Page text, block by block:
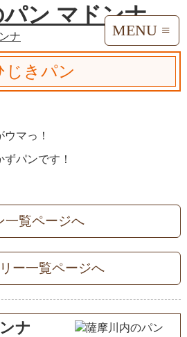
MENU ≡
じきパン
マっ！
パンです！
一覧ページへ
ー一覧ページへ
ナ